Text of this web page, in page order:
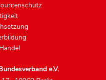
e.V.